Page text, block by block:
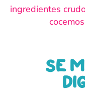
ingredientes
se